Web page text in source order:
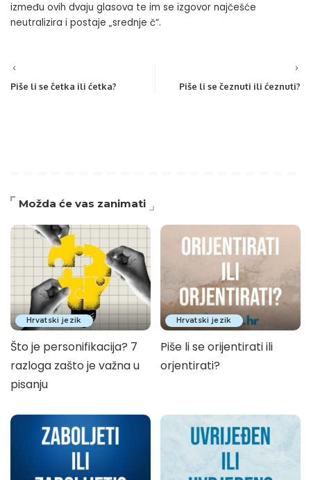
između ovih dvaju glasova te im se izgovor najčešće
neutralizira i postaje „srednje č“.
Piše li se četka ili ćetka? Piše li se čeznuti ili ćeznuti?
Možda će vas zanimati
Hrvatski jezik
Što je personifikacija? 7
razloga zašto je važna u
pisanju
Hrvatski jezik
Piše li se orijentirati ili
orjentirati?